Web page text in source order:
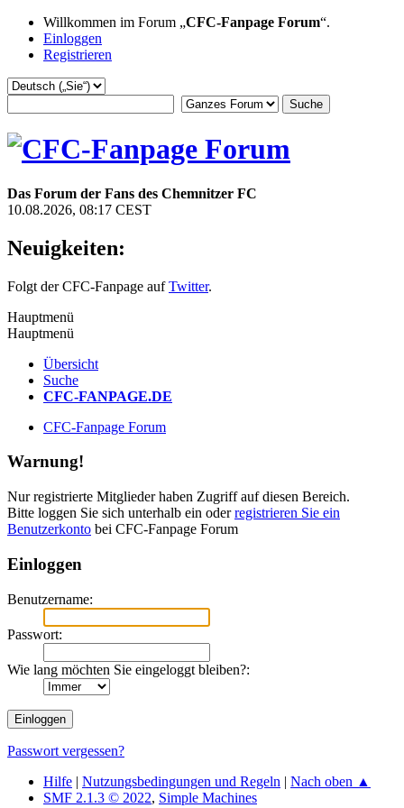
Willkommen im Forum „CFC-Fanpage Forum“.
Einloggen
Registrieren
Das Forum der Fans des Chemnitzer FC
10.08.2026, 08:17 CEST
Neuigkeiten:
Folgt der CFC-Fanpage aufTwitter.
Hauptmenü
Hauptmenü
Übersicht
Suche
CFC-FANPAGE.DE
CFC-Fanpage Forum
Warnung!
Nur registrierte Mitglieder haben Zugriff auf diesen Bereich.
Bitte loggen Sie sich unterhalb ein oderregistrieren Sie ein
Benutzerkonto bei CFC-Fanpage Forum
Einloggen
Benutzername:
Passwort:
Wie lang möchten Sie eingeloggt bleiben?:
Passwort vergessen?
Hilfe | Nutzungsbedingungen und Regeln | Nach oben ▲
SMF 2.1.3 © 2022, Simple Machines